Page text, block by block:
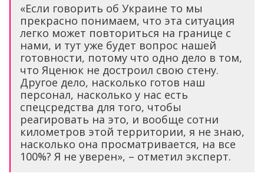
«Если говорить об Украине то мы
прекрасно понимаем, что эта ситуация
легко может повториться на границе с
нами, и тут уже будет вопрос нашей
готовности, потому что одно дело в том,
что Яценюк не достроил свою стену.
Другое дело, насколько готов наш
персонал, насколько у нас есть
спецсредства для того, чтобы
реагировать на это, и вообще сотни
километров этой территории, я не знаю,
насколько она просматривается, на все
100%? Я не уверен», – отметил эксперт.